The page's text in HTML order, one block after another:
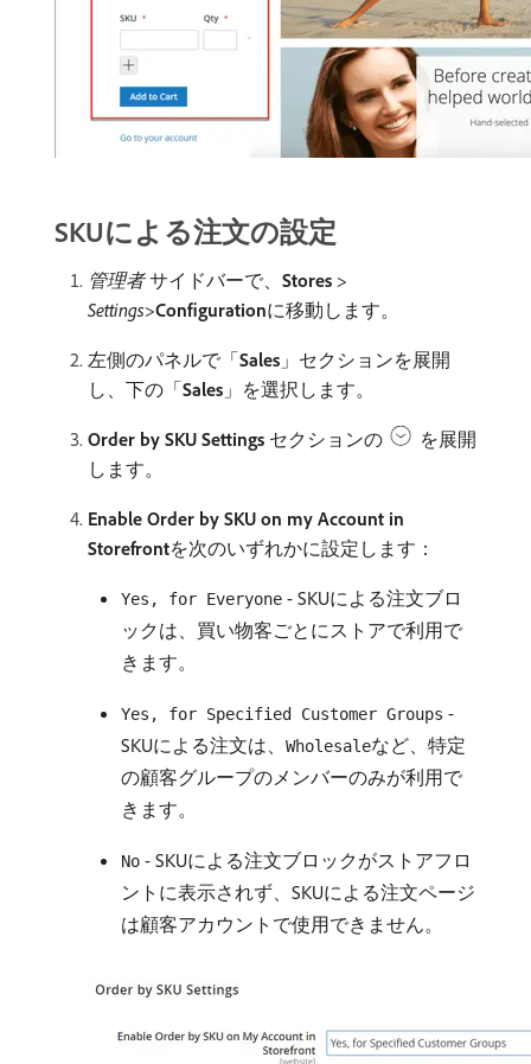
SKUによる注文の設定
管理者サイドバーで、 Stores >
Settings>Configuration​に移動します。
左側のパネルで「Sales 」セクションを展開
し、下の「Sales 」を選択します。
Order by SKU Settings セクションの
を展開
します。
Enable Order by SKU on my Account in
Storefront​を次のいずれかに設定します：
Yes, for Everyone - SKUによる注文ブロ
ックは、買い物客ごとにストアで利用で
きます。
Yes, for Specified Customer Groups -
SKUによる注文は、
Wholesaleなど、特定
の顧客グループのメンバーのみが利用で
きます。
No - SKUによる注文ブロックがストアフロ
ントに表示されず、SKUによる注文ページ
は顧客アカウントで使用できません。